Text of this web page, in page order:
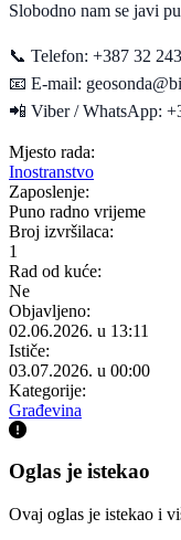
Slobodno nam se javi
📞 Telefon: +387 32
📧 E-mail:
📲 Viber / WhatsApp:
Mjesto rada:
Inostranstvo
Zaposlenje:
Puno radno vrijeme
Broj izvršilaca:
1
Rad od kuće:
Ne
Objavljeno:
02.06.2026. u 13:11
Ističe:
03.07.2026. u 00:00
Kategorije:
Građevina
Oglas je istekao
Ovaj oglas je istekao i